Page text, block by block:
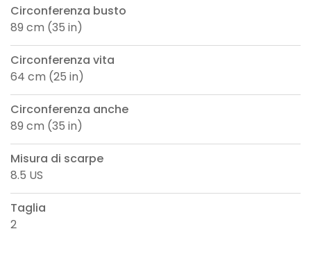
Circonferenza busto
89 cm (35 in)
Circonferenza vita
64 cm (25 in)
Circonferenza anche
89 cm (35 in)
Misura di scarpe
8.5 US
Taglia
2